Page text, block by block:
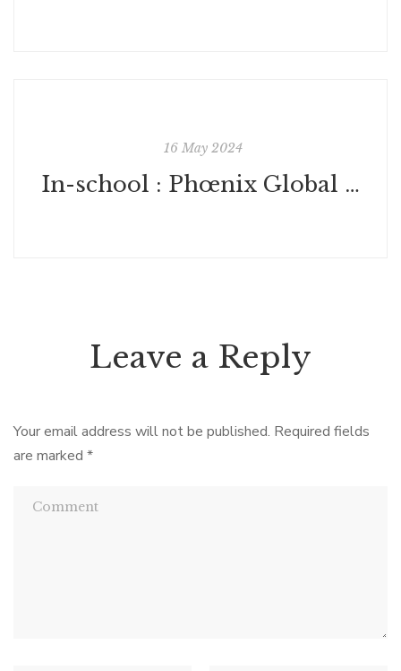
16 May 2024
In-school : Phœnix Global Green School CA - USA
Leave a Reply
Your email address will not be published. Required fields
are marked *